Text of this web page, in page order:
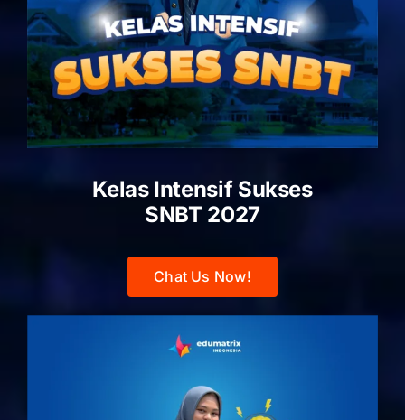
Kelas Intensif Sukses
SNBT 2027
Chat Us Now!